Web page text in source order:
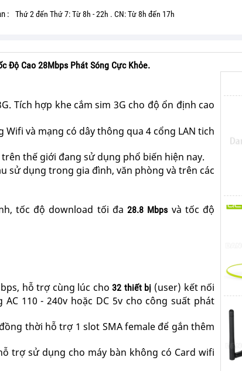
:
Thứ 2 đến Thứ 7: Từ 8h - 22h . CN: Từ 8h đến 17h
Độ Cao 28Mbps Phát Sóng Cực Khỏe.
Tích hợp khe cắm sim 3G cho độ ổn định cao
và mạng có dây thông qua 4 cổng LAN tich
thế giới đang sử dụng phổ biến hiện nay.
sử dụng trong gia đình, văn phòng và trên các
tốc độ download tối đa28.8 Mbpsvà tốc độ
hỗ trợ cùng lúc cho32 thiết bị (user) kết nối
110 - 240v hoặc DC 5v cho công suất phát
thời hỗ trợ 1 slot SMA female để gắn thêm
trợ sử dụng cho máy bàn không có Card wifi